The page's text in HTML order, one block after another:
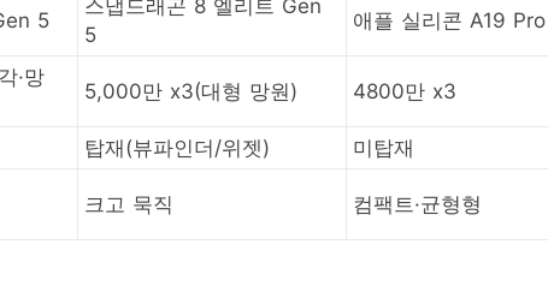
5
스냅드래곤 8 엘리트 Gen
5
애플 실리콘 A19 Pro
·망
5,000만 x3(대형 망원) 4800만 x3
탑재(뷰파인더/위젯)
미탑재
크고 묵직 컴팩트·균형형